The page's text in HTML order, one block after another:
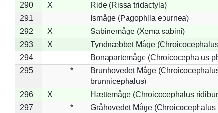
290
X
Ride (Rissa tridactyla)
291
Ismåge (Pagophila eburnea)
292
X
Sabinemåge (Xema sabini)
293
X
Tyndnæbbet Måge
294
Bonapartemåge (Chroicocephalus
295
*
Brunhovedet Måge
brunnicephalus)
296
X
Hættemåge (Chroicocephalus
297
*
Gråhovedet Måge (Chroicocephalus